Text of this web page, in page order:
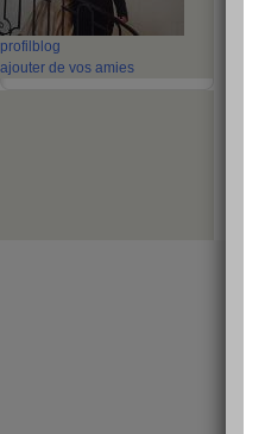
profil blog
ajouter de vos amies